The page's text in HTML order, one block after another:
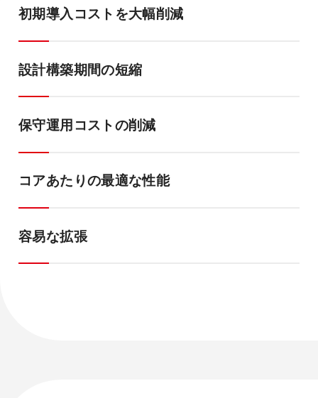
初期導入コストを大幅削減
設計構築期間の短縮
保守運用コストの削減
コアあたりの最適な性能
容易な拡張